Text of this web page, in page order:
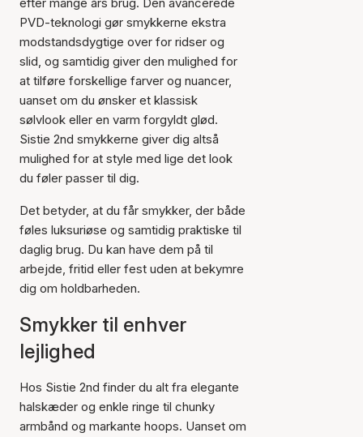
PVD-teknologi gør smykkerne ekstra
modstandsdygtige over for ridser og
slid, og samtidig giver den mulighed for
at tilføre forskellige farver og nuancer,
uanset om du ønsker et klassisk
sølvlook eller en varm forgyldt glød.
Sistie 2nd smykkerne giver dig altså
mulighed for at style med lige det look
du føler passer til dig.
Det betyder, at du får smykker, der både
føles luksuriøse og samtidig praktiske til
daglig brug. Du kan have dem på til
arbejde, fritid eller fest uden at bekymre
dig om holdbarheden.
Smykker til enhver
lejlighed
Hos Sistie 2nd finder du alt fra elegante
halskæder og enkle ringe til chunky
armbånd og markante hoops. Uanset om